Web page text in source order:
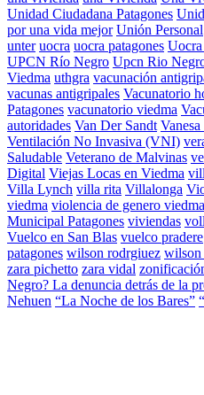
Unidad Ciudadana Patagones
por una vida mejor Unión Personal
unter uocra uocra patagones
UPCN Río Negro Upcn Rio
Viedma uthgra vacunación
vacunas antigripales Vacunatorio
Patagones vacunatorio viedma
autoridades Van Der Sandt
Ventilación No Invasiva (VNI)
Saludable Veterano de Malvinas
Digital Viejas Locas en Viedma
Villa Lynch villa rita Villalonga
viedma violencia de genero viedma
Municipal Patagones viviendas
Vuelco en San Blas vuelco pradere
patagones wilson rodrgiuez wilson
zara pichetto zara vidal
Negro? La denuncia detrás de la
Nehuen “La Noche de los Bares”